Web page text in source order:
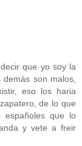
que yo soy la
son malos,
eso los haria
de lo que
que lo
y vete a freir